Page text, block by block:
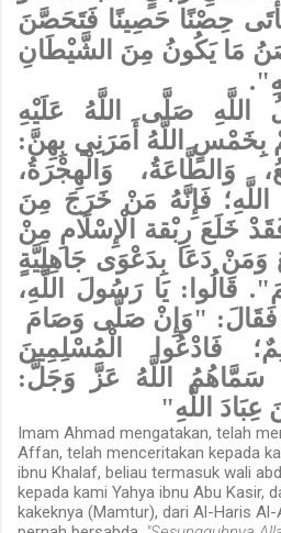
حِصْنًا حَصِينًا فَتَحَصَّنَ
مَا يَكُونُ مِنَ الشَّيْطَانِ
صَلَّى اللَّهُ عَلَيْهِ
بِخَمْسٍ اللَّهُ أَمَرَنِي بِهِنَّ:
وَالطَّاعَةُ، وَالْهِجْرَةُ،
اللَّهِ؛ فَإِنَّهُ مَنْ خَرَجَ مِنَ
خَلَعَ رِبْقة الْإِسْلَامِ مِنْ
وَمَنْ دَعَا بِدَعْوَى جَاهِلِيَّةٍ
قَالُوا: يَا رَسُولَ اللَّهِ،
"وَإِنْ صَلَّى وَصَامَ
فَادْعُوا الْمُسْلِمِينَ
سَمَّاهُمُ اللَّهُ عَزَّ وَجَلَّ:
عِبَادَ اللَّهِ"
Imam Ahmad mengatakan, telah
Affan, telah menceritakan kepada
ibnu Khalaf, beliau termasuk wali
kepada kami Yahya ibnu Abu Kasir,
kakeknya (Mamtur), dari Al-Haris Al-